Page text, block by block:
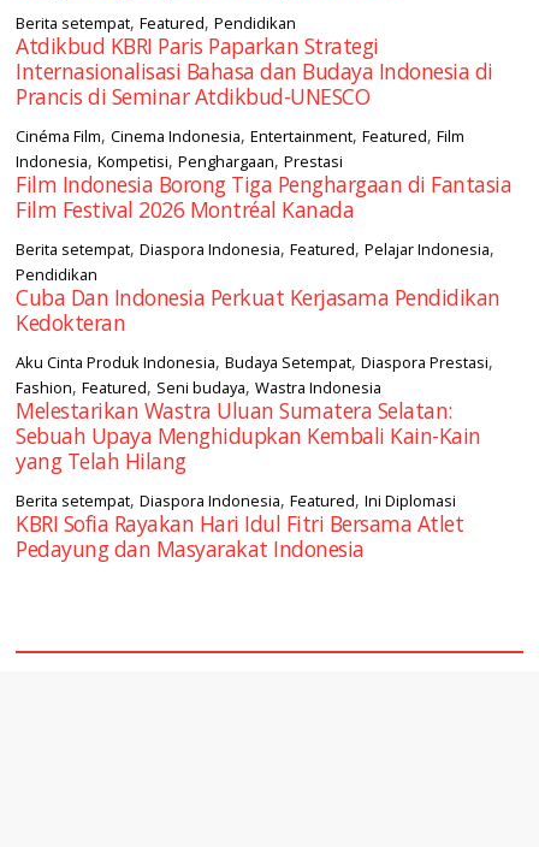
Berita setempat,Featured,Pendidikan
Atdikbud KBRI Paris Paparkan Strategi
Internasionalisasi Bahasa dan Budaya Indonesia di
Prancis di Seminar Atdikbud-UNESCO
Cinéma Film,Cinema Indonesia,Entertainment,Featured,Film
Indonesia,Kompetisi,Penghargaan,Prestasi
Film Indonesia Borong Tiga Penghargaan di Fantasia
Film Festival 2026 Montréal Kanada
Berita setempat,Diaspora Indonesia,Featured,Pelajar Indonesia,
Pendidikan
Cuba Dan Indonesia Perkuat Kerjasama Pendidikan
Kedokteran
Aku Cinta Produk Indonesia,Budaya Setempat,Diaspora Prestasi,
Fashion,Featured, Seni budaya,Wastra Indonesia
Melestarikan Wastra Uluan Sumatera Selatan:
Sebuah Upaya Menghidupkan Kembali Kain-Kain
yang Telah Hilang
Berita setempat,Diaspora Indonesia,Featured,Ini Diplomasi
KBRI Sofia Rayakan Hari Idul Fitri Bersama Atlet
Pedayung dan Masyarakat Indonesia